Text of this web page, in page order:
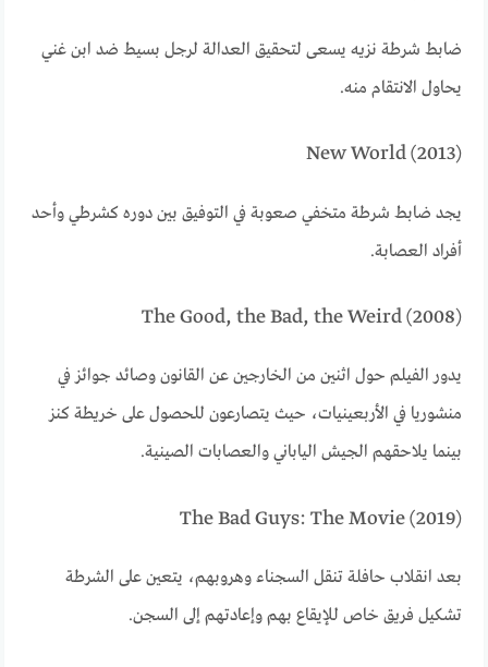
ضابط شرطة نزيه يسعى لتحقيق العدالة لرجل بسيط ضد ابن غني
يحاول الانتقام منه.
New World (2013)
يجد ضابط شرطة متخفي صعوبة في التوفيق بين دوره كشرطي وأحد
أفراد العصابة.
The Good, the Bad, the Weird (2008)
يدور الفيلم حول اثنين من الخارجين عن القانون وصائد جوائز في
منشوريا في الأربعينيات، حيث يتصارعون للحصول على خريطة كنز
بينما يلاحقهم الجيش الياباني والعصابات الصينية.
The Bad Guys: The Movie (2019)
بعد انقلاب حافلة تنقل السجناء وهروبهم، يتعين على الشرطة
تشكيل فريق خاص للإيقاع بهم وإعادتهم إلى السجن.